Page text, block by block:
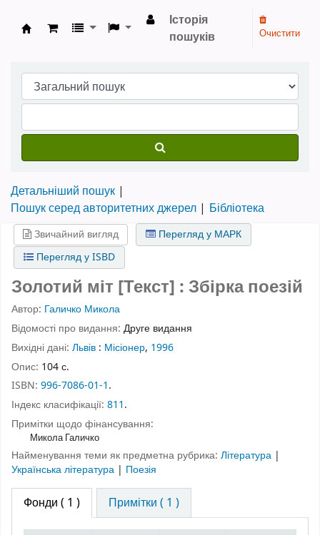
Бібліотека НТШ › Електронний каталог
Історія
пошуків
Очистити
Детальніший пошук
Пошук серед авторитетних джерел
Бібліотека
Звичайний вигляд
Перегляд у МАРК
Перегляд у ISBD
Золотий міт [Текст] : Збірка поезій
Автор: Галичко Микола
Відомості про видання: Друге видання
Вихідні дані: Львів : Місіонер, 1996
Опис: 104 с.
ISBN: 996-7086-01-1.
Індекс класифікації: 811.
Примітки щодо фінансування:
Микола Галичко
Найменування теми як предметна рубрика: Література |
Українська література | Поезія
Фонди ( 1 ) Примітки ( 1 )